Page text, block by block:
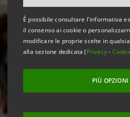
È possibile consultare l'informativa
il consenso ai cookie o
modificare le proprie scelte in
alla sezione dedicata (Privacy-
PIÙ OPZIONI